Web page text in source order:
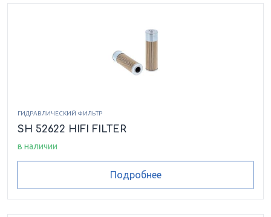
ГИДРАВЛИЧЕСКИЙ ФИЛЬТР
SH 52622 HIFI FILTER
в наличии
Подробнее